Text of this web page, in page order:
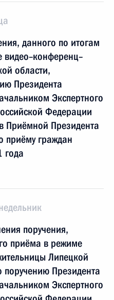
данного по итогам
области,
Президента
Экспертного
Федерации
Президента
приёму граждан
года
поручения,
приёма в режиме
Липецкой
поручению Президента
Экспертного